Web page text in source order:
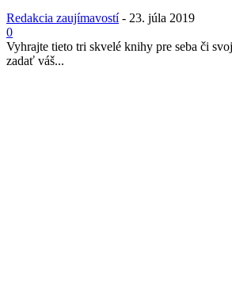
Redakcia zaujímavostí - 23. júla 2019
0
Vyhrajte tieto tri skvelé knihy pre seba či
zadať váš...